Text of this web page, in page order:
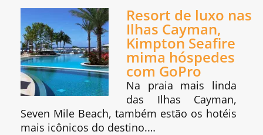
Resort de luxo nas
Ilhas Cayman,
Kimpton Seafire
mima hóspedes
com GoPro
Na praia mais linda
das Ilhas Cayman,
Seven Mile Beach, também estão os hotéis
mais icônicos do destino.…